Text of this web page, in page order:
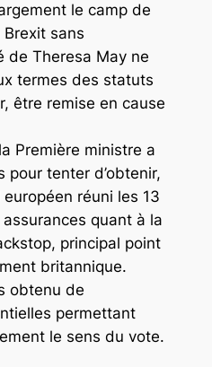
le camp de
sans
de Theresa May ne
termes des statuts
être remise en cause
Première ministre a
pour tenter d’obtenir,
réuni les 13
quant à la
principal point
britannique.
obtenu de
permettant
le sens du vote.